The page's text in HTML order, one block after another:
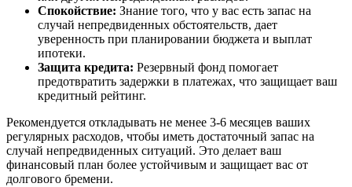
Спокойствие: Знание того, что у вас есть запас на
случай непредвиденных обстоятельств, дает
уверенность при планировании бюджета и выплат
ипотеки.
Защита кредита: Резервный фонд помогает
предотвратить задержки в платежах, что защищает ваш
кредитный рейтинг.
Рекомендуется откладывать не менее 3-6 месяцев ваших
регулярных расходов, чтобы иметь достаточный запас на
случай непредвиденных ситуаций. Это делает ваш
финансовый план более устойчивым и защищает вас от
долгового бремени.